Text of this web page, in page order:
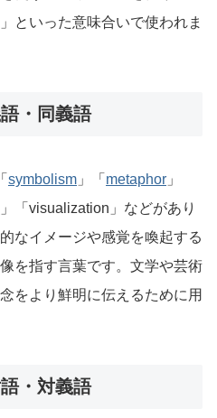
といった意味合いで使われま
・同義語
symbolism 」「 metaphor 」
」「visualization」などがあり
なイメージや感覚を喚起する
を指す言葉です。文学や芸術
をより鮮明に伝えるために用
・対義語